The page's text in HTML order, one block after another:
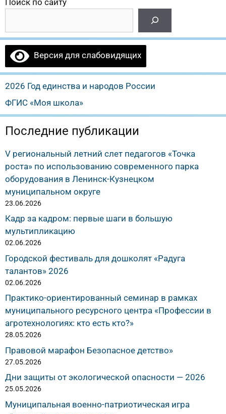
Версия для слабовидящих
2026 Год единства и народов России
ФГИС «Моя школа»
Последние публикации
V региональный летний слет педагогов «Точка
роста» по использованию современного парка
оборудования в Ленинск-Кузнецком
муниципальном округе
23.06.2026
Кадр за кадром: первые шаги в большую
мультипликацию
02.06.2026
Городской фестиваль для дошколят «Радуга
талантов» 2026
02.06.2026
Практико-ориентированный семинар в рамках
муниципального ресурсного центра «Профессии в
агротехнологиях: кто есть кто?»
28.05.2026
Правовой марафон Безопасное детство»
27.05.2026
Дни защиты от экологической опасности — 2026
25.05.2026
Муниципальная военно-патриотическая игра